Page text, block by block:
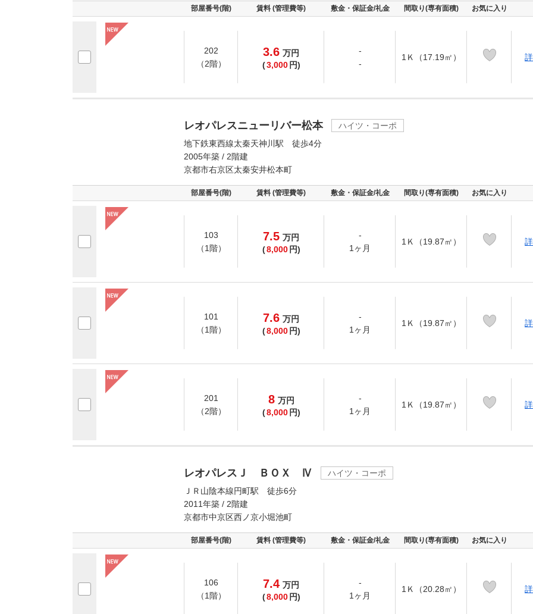
部屋番号(階) 賃料 (管理費等) 敷金・保証金/礼金 間取り(専有面積) お気に入り
202
（2階）
3.6 万円
(3,000 円)
-
-
1Ｋ（17.19㎡）
レオパレスニューリバー松本
ハイツ・コーポ
地下鉄東西線太秦天神川駅 徒歩4分
2005年築 / 2階建
京都市右京区太秦安井松本町
部屋番号(階) 賃料 (管理費等) 敷金・保証金/礼金 間取り(専有面積) お気に入り
103
（1階）
7.5 万円
(8,000 円)
-
1ヶ月
1Ｋ（19.87㎡）
101
（1階）
7.6 万円
(8,000 円)
-
1ヶ月
1Ｋ（19.87㎡）
201
（2階）
8 万円
(8,000 円)
-
1ヶ月
1Ｋ（19.87㎡）
レオパレスＪ ＢＯＸ Ⅳ
ハイツ・コーポ
ＪＲ山陰本線円町駅 徒歩6分
2011年築 / 2階建
京都市中京区西ノ京小堀池町
部屋番号(階) 賃料 (管理費等) 敷金・保証金/礼金 間取り(専有面積) お気に入り
106
（1階）
7.4 万円
(8,000 円)
-
1ヶ月
1Ｋ（20.28㎡）